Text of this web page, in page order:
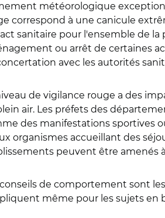
sur Facebook
météorologique
correspond à une canicule
sanitaire pour l'ensemble de
ou arrêt de certaines
avec les autorités
de vigilance rouge a des
air. Les préfets des
des manifestations sportives
organismes accueillant des
peuvent être amenés
de comportement sont
même pour les sujets en